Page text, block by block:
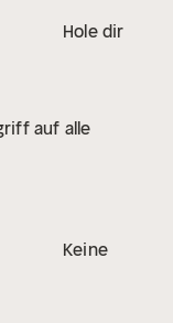
Hole dir
auf alle
Keine